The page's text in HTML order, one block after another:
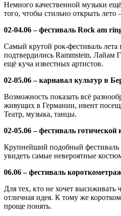
Немного качественной музыки
того, чтобы стильно открыть
02-04.06 – фестиваль Rock am
Самый крутой рок-фестиваль
подтвердились Rammstein, Лайам
ещё куча известных артистов.
02-05.06 – карнавал культур в
Возможность показать всё
живущих в Германии, ивент
Театр, музыка, танцы.
02-05.06 – фестиваль
Крупнейший подобный фестиваль
увидеть самые невероятные
06.06 – фестиваль
Для тех, кто не хочет высиживать
отличная идея. К тому же
проще понять.